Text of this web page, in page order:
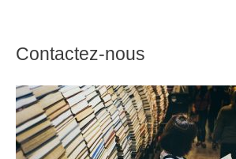
Contactez-nous